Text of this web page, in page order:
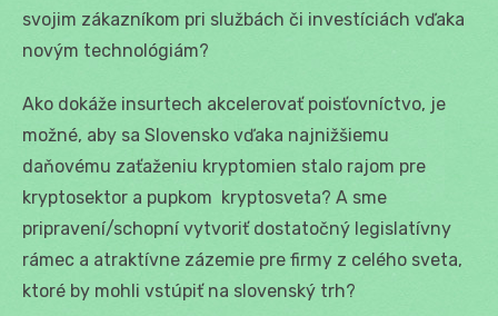
svojim zákazníkom pri službách či investíciách vďaka
novým technológiám?
Ako dokáže insurtech akcelerovať poisťovníctvo, je
možné, aby sa Slovensko vďaka najnižšiemu
daňovému zaťaženiu kryptomien stalo rajom pre
kryptosektor a pupkom kryptosveta? A sme
pripravení/schopní vytvoriť dostatočný legislatívny
rámec a atraktívne zázemie pre firmy z celého sveta,
ktoré by mohli vstúpiť na slovenský trh?